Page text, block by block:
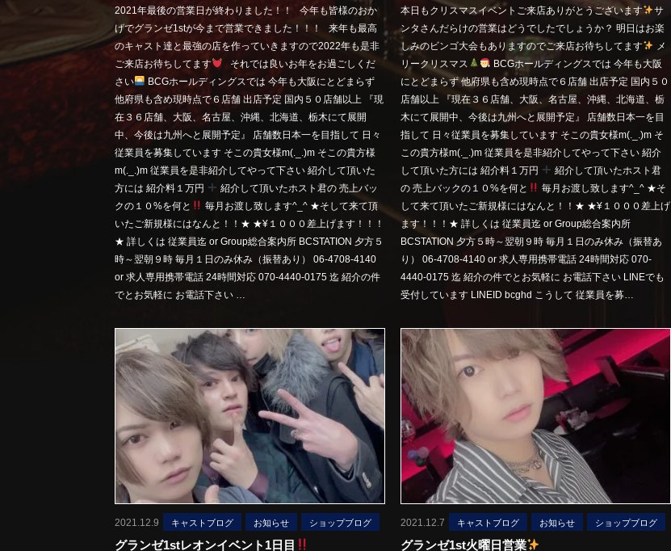
2021年最後の営業日が終わりました！！ 今年も皆様のおか
げでグランゼ1stが今まで営業できました！！！ 来年も最高
のキャスト達と最強の店を作っていきますので2022年も是非
ご来店お待ちしてます
それでは良いお年をお過ごしくだ
さい
BCGホールディングスでは 今年も大阪にとどまらず
他府県も含め現時点で６店舗 出店予定 国内５０店舗以上 『現
在３６店舗、大阪、名古屋、沖縄、北海道、栃木にて展開
中、今後は九州へと展開予定』 店舗数日本一を目指して 日々
従業員を募集しています そこの貴女様m(._.)m そこの貴方様
m(._.)m 従業員を是非紹介してやって下さい 紹介して頂いた
方には 紹介料１万円
紹介して頂いたホスト君の 売上バッ
クの１０%を何と
毎月お渡し致します^_^ ★そして来て頂
いたご新規様にはなんと！！★ ★¥１０００差上げます！！！
★ 詳しくは 従業員迄 or Group総合案内所 BCSTATION 夕方５
時～翌朝９時 毎月１日のみ休み（振替あり） 06-4708-4140
or 求人専用携帯電話 24時間対応 070-4440-0175 迄 紹介の件
でとお気軽に お電話下さい …
本日もクリスマスイベントご来店ありがとうございます
サ
ンタさんだらけの営業はどうでしたでしょうか？ 明日はお楽
しみのビンゴ大会もありますのでご来店お待ちしてます
メ
リークリスマス
BCGホールディングスでは 今年も大阪
にとどまらず 他府県も含め現時点で６店舗 出店予定 国内５０
店舗以上 『現在３６店舗、大阪、名古屋、沖縄、北海道、栃
木にて展開中、今後は九州へと展開予定』 店舗数日本一を目
指して 日々従業員を募集しています そこの貴女様m(._.)m そ
この貴方様m(._.)m 従業員を是非紹介してやって下さい 紹介
して頂いた方には 紹介料１万円
紹介して頂いたホスト君
の 売上バックの１０%を何と
毎月お渡し致します^_^ ★そ
して来て頂いたご新規様にはなんと！！★ ★¥１０００差上げ
ます！！！★ 詳しくは 従業員迄 or Group総合案内所
BCSTATION 夕方５時～翌朝９時 毎月１日のみ休み（振替あ
り） 06-4708-4140 or 求人専用携帯電話 24時間対応 070-
4440-0175 迄 紹介の件でとお気軽に お電話下さい LINEでも
受付しています LINEID bcghd こうして 従業員を募…
2021.12.9 キャストブログ お知らせ ショップブログ
グランゼ1stレオンイベント1日目
2021.12.7 キャストブログ お知らせ ショップブログ
グランゼ1st火曜日営業